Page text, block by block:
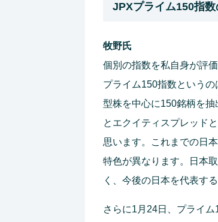
JPXプライム150指数
牧野氏
個別の指数を私自身が評
プライム150指数という
型株を中心に150銘柄を
とエクイティスプレッド
思います。これまでの日
特色が異なります。日本
く、今後の日本を代表す
さらに1月24日、プライ